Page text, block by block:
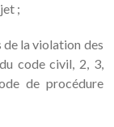
;
de la violation des
code civil, 2, 3,
de procédure